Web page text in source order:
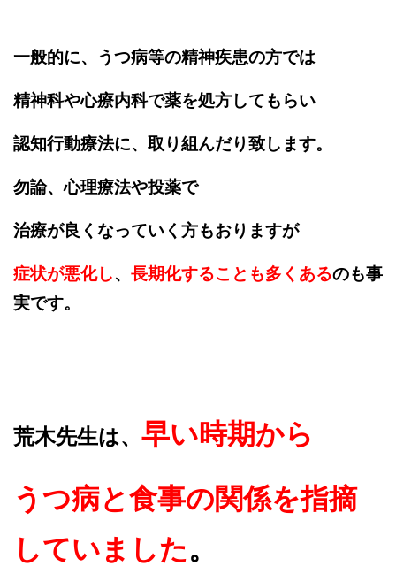
一般的に、うつ病等の精神疾患の方では
精神科や心療内科で薬を処方してもらい
認知行動療法に、取り組んだり致します。
勿論、心理療法や投薬で
治療が良くなっていく方もおりますが
症状が悪化し、 長期化することも多くあるのも事
実です。
荒木先生は、 早い時期から
うつ病と食事の関係を指摘
していました。